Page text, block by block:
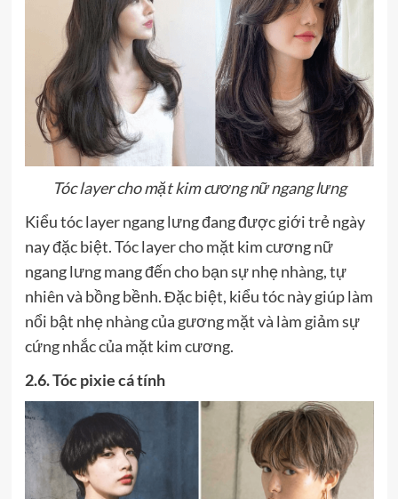
Tóc layer cho mặt kim cương nữ ngang lưng
Kiểu tóc layer ngang lưng đang được giới trẻ ngày
nay đặc biệt. Tóc layer cho mặt kim cương nữ
ngang lưng mang đến cho bạn sự nhẹ nhàng, tự
nhiên và bồng bềnh. Đặc biệt, kiểu tóc này giúp làm
nổi bật nhẹ nhàng của gương mặt và làm giảm sự
cứng nhắc của mặt kim cương.
2.6. Tóc pixie cá tính